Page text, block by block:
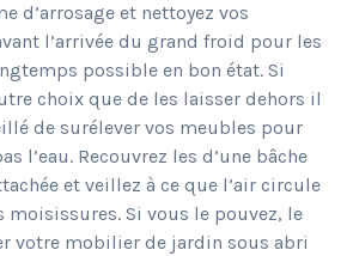
d’arrosage et nettoyez vos
l’arrivée du grand froid pour les
possible en bon état. Si
choix que de les laisser dehors il
de surélever vos meubles pour
l’eau. Recouvrez les d’une bâche
et veillez à ce que l’air circule
moisissures. Si vous le pouvez, le
votre mobilier de jardin sous abri